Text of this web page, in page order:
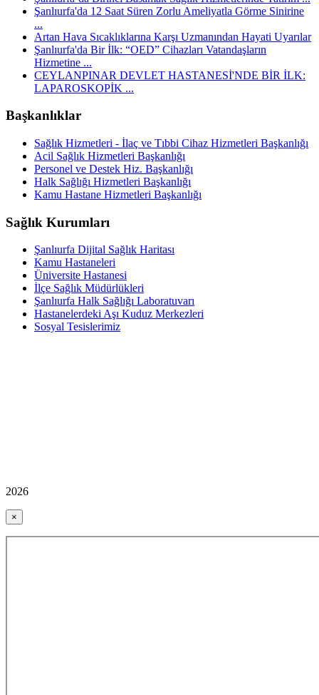
Şanlıurfa'da 12 Saat Süren Zorlu Ameliyatla Görme Sinirine
...
Artan Hava Sıcaklıklarına Karşı Uzmanından Hayati Uyarılar
Şanlıurfa'da Bir İlk: “OED” Cihazları Vatandaşların
Hizmetine ...
CEYLANPINAR DEVLET HASTANESİ'NDE BİR İLK:
LAPAROSKOPİK ...
Başkanlıklar
Sağlık Hizmetleri - İlaç ve Tıbbi Cihaz Hizmetleri Başkanlığı
Acil Sağlık Hizmetleri Başkanlığı
Personel ve Destek Hiz. Başkanlığı
Halk Sağlığı Hizmetleri Başkanlığı
Kamu Hastane Hizmetleri Başkanlığı
Sağlık Kurumları
Şanlıurfa Dijital Sağlık Haritası
Kamu Hastaneleri
Üniversite Hastanesi
İlçe Sağlık Müdürlükleri
Şanlıurfa Halk Sağlığı Laboratuvarı
Hastanelerdeki Aşı Kuduz Merkezleri
Sosyal Tesislerimiz
2026
×